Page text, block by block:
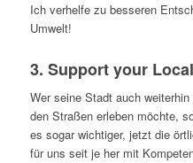
Ich verhelfe zu besseren
Umwelt!
3. Support your
Wer seine Stadt auch
den Straßen erleben möchte,
es sogar wichtiger, jetzt die
für uns seit je her mit